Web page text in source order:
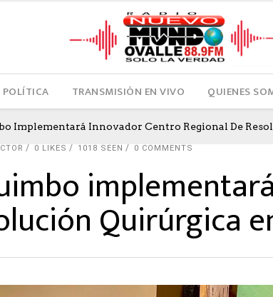
POLÍTICA TRANSMISIÓN EN VIVO QUIENES
Implementará Innovador Centro Regional De
0 LIKES 1018 SEEN 0 COMMENTS
Quirúrgica